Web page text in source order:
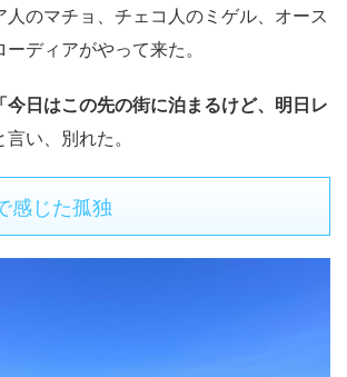
のマチョ、チェコ人のミゲル、オース
ディアがやって来た。
「今日はこの先の街に泊まるけど、明日レ
言い、別れた。
感じた孤独